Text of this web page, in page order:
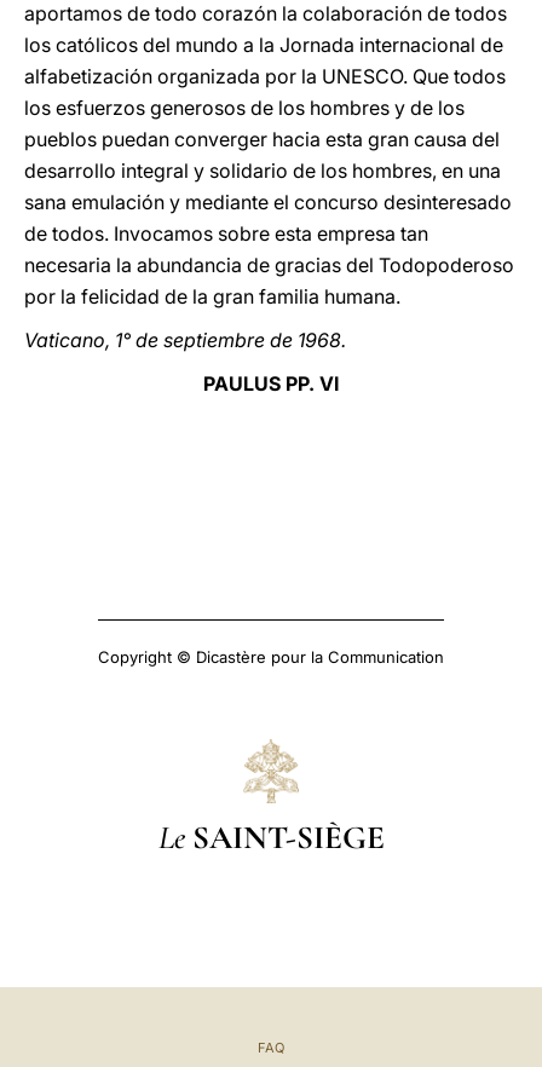
aportamos de todo corazón la colaboración de todos
los católicos del mundo a la Jornada internacional de
alfabetización organizada por la UNESCO. Que todos
los esfuerzos generosos de los hombres y de los
pueblos puedan converger hacia esta gran causa del
desarrollo integral y solidario de los hombres, en una
sana emulación y mediante el concurso desinteresado
de todos. Invocamos sobre esta empresa tan
necesaria la abundancia de gracias del Todopoderoso
por la felicidad de la gran familia humana.
Vaticano, 1° de septiembre de 1968.
PAULUS PP. VI
Copyright © Dicastère pour la Communication
Le SAINT-SIÈGE
FAQ